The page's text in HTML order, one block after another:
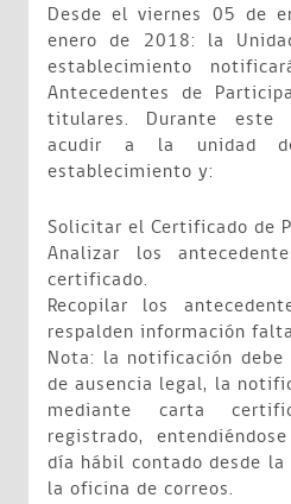
Desde el viernes 05 de
enero de 2018: la
establecimiento
Antecedentes de
titulares. Durante este
acudir a la unidad
establecimiento y:
Solicitar el Certificado de
Analizar los
certificado.
Recopilar los
respalden información
Nota: la notificación debe
de ausencia legal, la
mediante carta
registrado,
día hábil contado desde la
la oficina de correos.